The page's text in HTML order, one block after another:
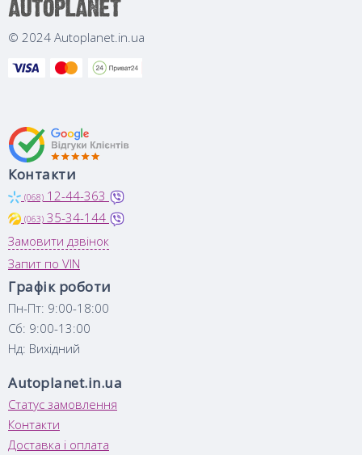
© 2024 Autoplanet.in.ua
Контакти
(068) 12-44-363
(063) 35-34-144
Замовити дзвінок
Запит по VIN
Графік роботи
Пн-Пт: 9:00-18:00
Сб: 9:00-13:00
Нд: Вихідний
Autoplanet.in.ua
Статус замовлення
Контакти
Доставка і оплата